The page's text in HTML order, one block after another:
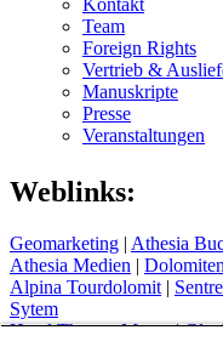
Kontakt
Team
Foreign Rights
Vertrieb &
Manuskripte
Presse
Veranstaltungen
Weblinks:
Geomarketing | Athesia
Athesia Medien | Dolomiten
Alpina Tourdolomit |
Sytem
Hotel Therme Meran|